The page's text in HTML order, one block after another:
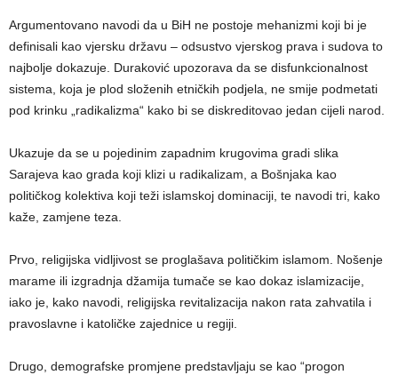
Argumentovano navodi da u BiH ne postoje mehanizmi koji bi je
definisali kao vjersku državu – odsustvo vjerskog prava i sudova to
najbolje dokazuje. Duraković upozorava da se disfunkcionalnost
sistema, koja je plod složenih etničkih podjela, ne smije podmetati
pod krinku „radikalizma“ kako bi se diskreditovao jedan cijeli narod.
Ukazuje da se u pojedinim zapadnim krugovima gradi slika
Sarajeva kao grada koji klizi u radikalizam, a Bošnjaka kao
političkog kolektiva koji teži islamskoj dominaciji, te navodi tri, kako
kaže, zamjene teza.
Prvo, religijska vidljivost se proglašava političkim islamom. Nošenje
marame ili izgradnja džamija tumače se kao dokaz islamizacije,
iako je, kako navodi, religijska revitalizacija nakon rata zahvatila i
pravoslavne i katoličke zajednice u regiji.
Drugo, demografske promjene predstavljaju se kao “progon